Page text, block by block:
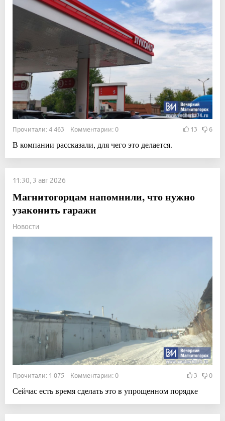
Прочитали: 4 463 Комментарии: 0 13 6
В компании рассказали, для чего это делается.
11:30, 3 авг 2026
Магнитогорцам напомнили, что нужно
узаконить гаражи
Новости
Прочитали: 1 075 Комментарии: 0 3 0
Сейчас есть время сделать это в упрощенном порядке